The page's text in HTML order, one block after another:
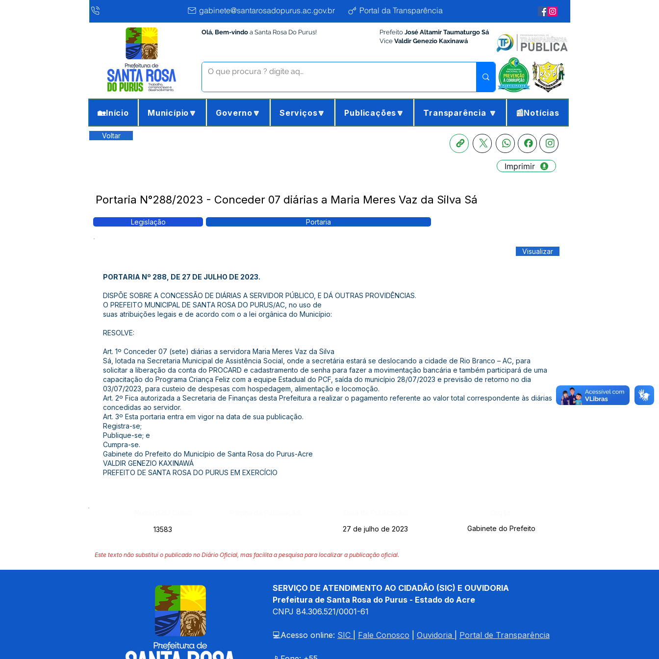
gabinete@santarosadopurus.ac.gov.br Portal da Transparência
Olá, Bem-vindo a Santa Rosa Do Purus! Prefeito José Altamir Taumaturgo Sá
Vice Valdir Genezio Kaxinawá
🏡Início Município🔽 Governo🔽 Serviços🔽 Publicações🔽 Transparência 🔽 📰Notícias
Voltar
Imprimir
Portaria N°288/2023 - Conceder 07 diárias a Maria Meres Vaz da Silva Sá
Legislação Portaria
Visualizar
PORTARIA Nº 288, DE 27 DE JULHO DE 2023.
DISPÕE SOBRE A CONCESSÃO DE DIÁRIAS A SERVIDOR PÚBLICO, E DÁ OUTRAS PROVIDÊNCIAS.
O PREFEITO MUNICIPAL DE SANTA ROSA DO PURUS/AC, no uso de
suas atribuições legais e de acordo com o a lei orgânica do Município:
RESOLVE:
Art. 1º Conceder 07 (sete) diárias a servidora Maria Meres Vaz da Silva
Sá, lotada na Secretaria Municipal de Assistência Social, onde a secretária estará se deslocando a cidade de Rio Branco – AC, para
solicitar a liberação da conta do PROCARD e cadastramento de senha para fazer a movimentação bancária e também participará de uma
capacitação do Programa Criança Feliz com a equipe Estadual do PCF, saída do município 28/07/2023 e previsão de retorno no dia
03/07/2023, para custeio de despesas com hospedagem, alimentação e locomoção.
Art. 2º Fica autorizada a Secretaria de Finanças desta Prefeitura a realizar o pagamento referente ao valor total correspondente às diárias
concedidas ao servidor.
Art. 3º Esta portaria entra em vigor na data de sua publicação.
Registra-se;
Publique-se; e
Cumpra-se.
Gabinete do Prefeito do Município de Santa Rosa do Purus-Acre
VALDIR GENEZIO KAXINAWÁ
PREFEITO DE SANTA ROSA DO PURUS EM EXERCÍCIO
13583
27 de julho de 2023 Gabinete do Prefeito
Este texto não substitui o publicado no Diário Oficial, mas facilita a pesquisa para localizar a publicação oficial.
SERVIÇO DE ATENDIMENTO AO CIDADÃO (SIC) E OUVIDORIA
Prefeitura de Santa Rosa do Purus - Estado do Acre
CNPJ 84.306.521/0001-61
💻Acesso online: SIC Fale Conosco Ouvidoria Portal de Transparência